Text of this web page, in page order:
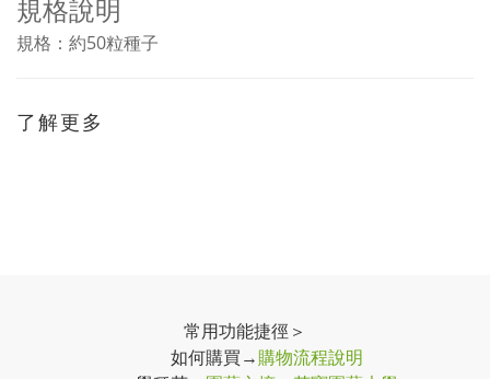
規格說明
規格：約50粒種子
了解更多
常用功能捷徑＞
如何購買→購物流程說明